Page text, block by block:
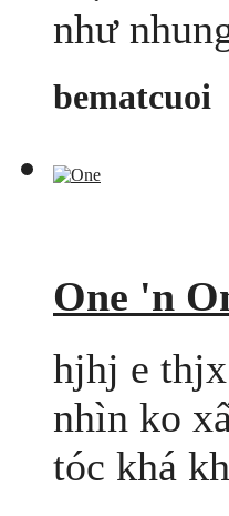
như
bematcuoi
One 'n
hjhj e
nhìn ko
tóc khá